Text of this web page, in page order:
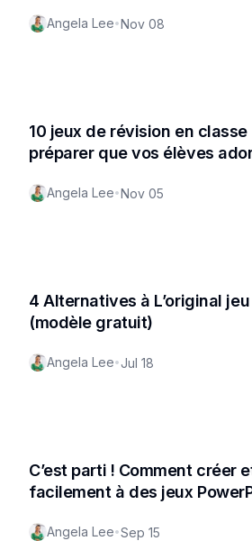
Angela Lee•Nov 08
10 jeux de révision en
préparer que vos élèves
Angela Lee•Nov 05
4 Alternatives à L’original
(modèle gratuit)
Angela Lee•Jul 18
C’est parti ! Comment créer
facilement à des jeux
Angela Lee•Sep 15